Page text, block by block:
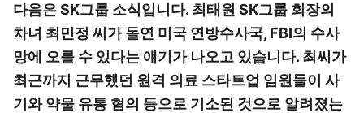
다음은 SK그룹 소식입니다. 최태원 SK그룹 회장의
차녀 최민정 씨가 돌연 미국 연방수사국, FBI의 수사
망에 오를 수 있다는 얘기가 나오고 있습니다. 최씨가
최근까지 근무했던 원격 의료 스타트업 임원들이 사
기와 약물 유통 혐의 등으로 기소된 것으로 알려졌는